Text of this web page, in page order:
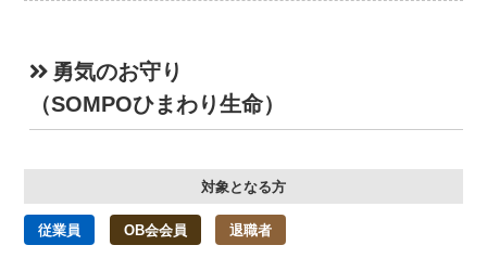
勇気のお守り
（SOMPOひまわり生命）
対象となる方
従業員 OB会会員 退職者